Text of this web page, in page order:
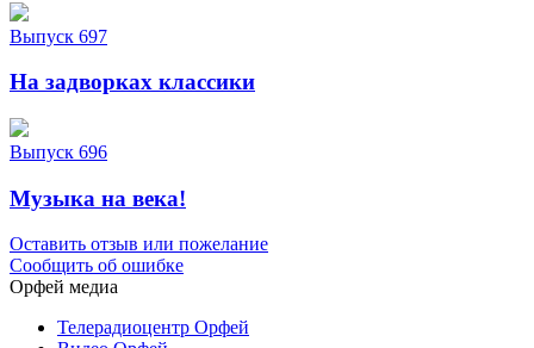
Выпуск 697
На задворках классики
Выпуск 696
Музыка на века!
Оставить отзыв или пожелание
Сообщить об ошибке
Орфей медиа
Телерадиоцентр Орфей